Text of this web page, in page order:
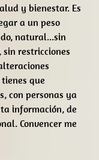
y bienestar. Es
a un peso
natural...sin
restricciones
que
con personas ya
información, de
Convencer me